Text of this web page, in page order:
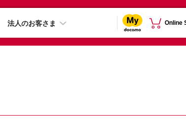
法人のお客さま Online